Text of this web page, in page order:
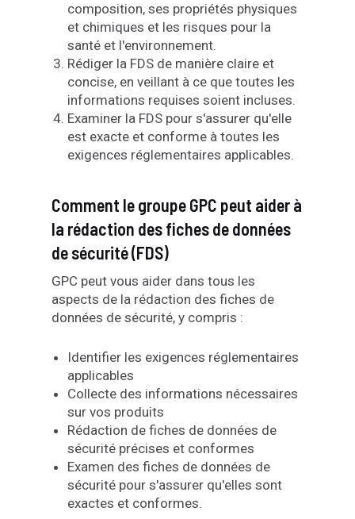
composition, ses propriétés physiques
et chimiques et les risques pour la
santé et l'environnement.
Rédiger la FDS de manière claire et
concise, en veillant à ce que toutes les
informations requises soient incluses.
Examiner la FDS pour s'assurer qu'elle
est exacte et conforme à toutes les
exigences réglementaires applicables.
Comment le groupe GPC peut aider à
la rédaction des fiches de données
de sécurité (FDS)
GPC peut vous aider dans tous les
aspects de la rédaction des fiches de
données de sécurité, y compris :
Identifier les exigences réglementaires
applicables
Collecte des informations nécessaires
sur vos produits
Rédaction de fiches de données de
sécurité précises et conformes
Examen des fiches de données de
sécurité pour s'assurer qu'elles sont
exactes et conformes.